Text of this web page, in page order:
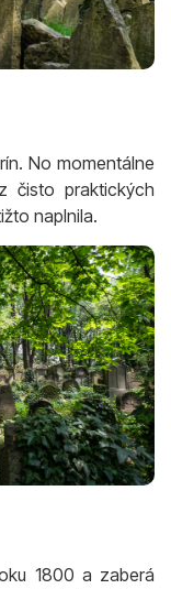
No momentálne
čisto praktických
naplnila.
1800 a zaberá